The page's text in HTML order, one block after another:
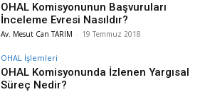
OHAL Komisyonunun Başvuruları
İnceleme Evresi Nasıldır?
Av. Mesut Can TARIM - 19 Temmuz 2018
OHAL İşlemleri
OHAL Komisyonunda İzlenen Yargısal
Süreç Nedir?